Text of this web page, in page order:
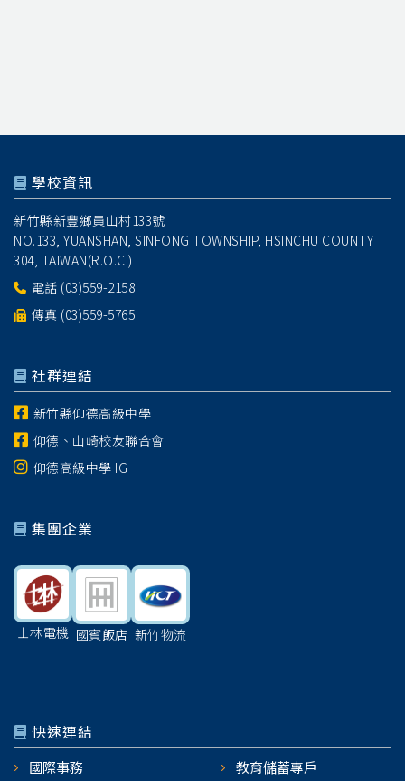
學校資訊
新竹縣新豐鄉員山村133號
NO.133, YUANSHAN, SINFONG TOWNSHIP, HSINCHU COUNTY
304, TAIWAN(R.O.C.)
電話 (03)559-2158
傳真 (03)559-5765
社群連結
新竹縣仰德高級中學
仰德、山崎校友聯合會
仰德高級中學 IG
集團企業
士林電機 國賓飯店 新竹物流
快速連結
國際事務 教育儲蓄專戶